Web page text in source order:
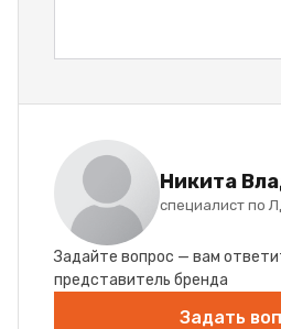
Никита
специалист по
Задайте вопрос — вам
представитель бренда
Задать